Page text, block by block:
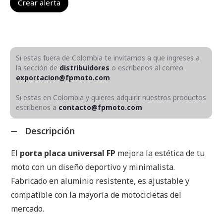
Si estas fuera de Colombia te invitamos a que ingreses a
la sección de distribuidores o escribenos al correo
exportacion@fpmoto.com
Si estas en Colombia y quieres adquirir nuestros productos
escríbenos a contacto@fpmoto.com
Descripción
El porta placa universal FP mejora la estética de tu
moto con un diseño deportivo y minimalista.
Fabricado en aluminio resistente, es ajustable y
compatible con la mayoría de motocicletas del
mercado.